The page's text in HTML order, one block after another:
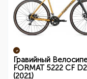
Гравийный
FORMAT 5222 CF
(2021)